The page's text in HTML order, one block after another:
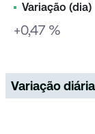
Variação (dia)
+0,47 %
Variação